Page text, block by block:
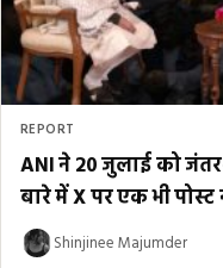
REPORT
ANI ने 20 जुलाई को
बारे में X पर एक भी पोस्ट
Shinjinee Majumder